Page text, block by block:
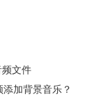
频文件
加背景音乐？